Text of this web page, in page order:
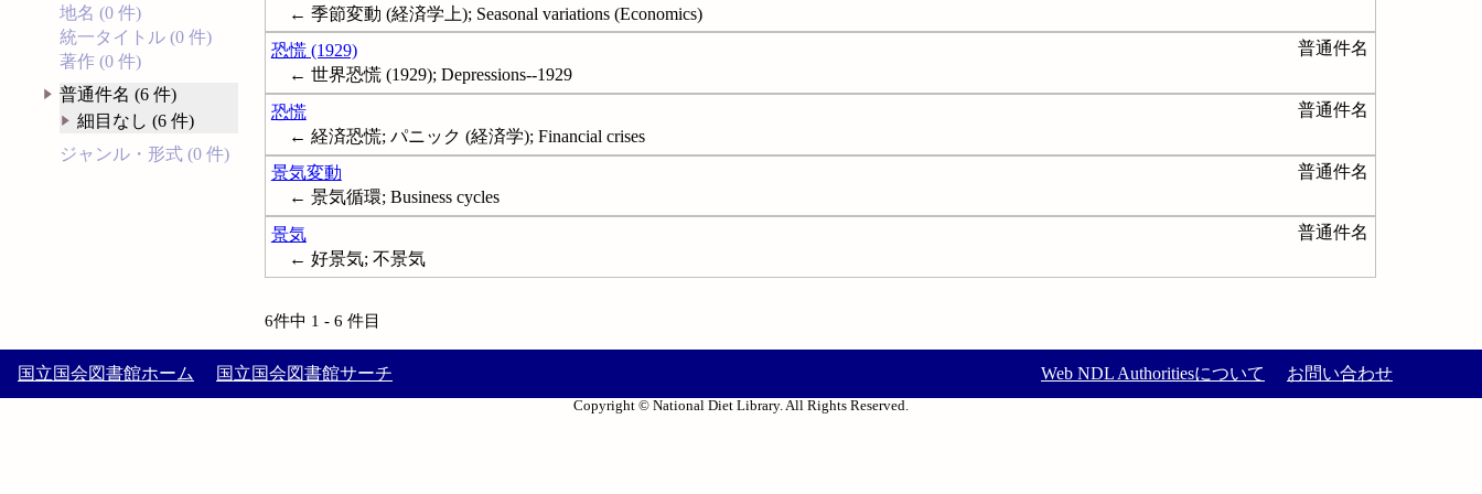
地名 (0 件)
統一タイトル (0 件)
著作 (0 件)
普通件名 (6 件)
細目なし (6 件)
ジャンル・形式 (0 件)
← 季節変動 (経済学上); Seasonal variations (Economics)
恐慌 (1929)
普通件名
← 世界恐慌 (1929); Depressions--1929
恐慌
普通件名
← 経済恐慌; パニック (経済学); Financial crises
景気変動
普通件名
← 景気循環; Business cycles
景気
普通件名
← 好景気; 不景気
6件中 1 - 6 件目
国立国会図書館ホーム 国立国会図書館サーチ Web NDL Authoritiesについて お問い合わせ
Copyright © National Diet Library. All Rights Reserved.